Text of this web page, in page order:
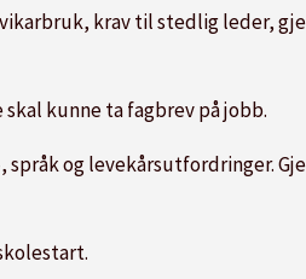
krav til stedlig leder,
kunne ta fagbrev på jobb.
og levekårsutfordringer.